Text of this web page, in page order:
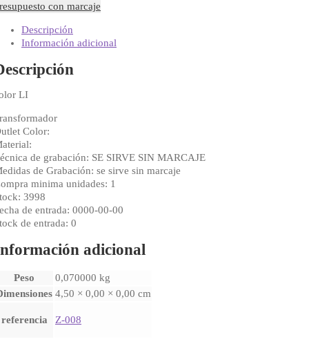
con marcaje
Descripción
Información adicional
LI
Color:
de grabación: SE SIRVE SIN MARCAJE
de Grabación: se sirve sin marcaje
minima unidades: 1
3998
de entrada: 0000-00-00
de entrada: 0
adicional
Peso
0,070000 kg
4,50 × 0,00 × 0,00 cm
referencia Z-008